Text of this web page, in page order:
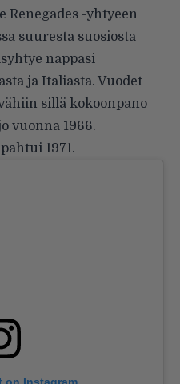
Renegades -yhtyeen
suuresta suosiosta
nappasi
ja Italiasta. Vuodet
sillä kokoonpano
vuonna 1966.
1971.
on Instagram